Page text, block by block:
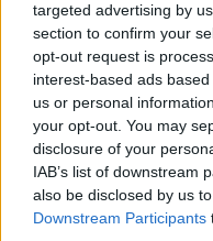
targeted advertising by
section to confirm your
opt-out request is
interest-based ads
us or personal
your opt-out. You may
disclosure of your
IAB’s list of downstream
also be disclosed by us
Downstream Participants
SPORT 2026-08-01 KL. 19:37
Uddamålsförlust
bottenmötet
Föll i typisk "0-0-match":